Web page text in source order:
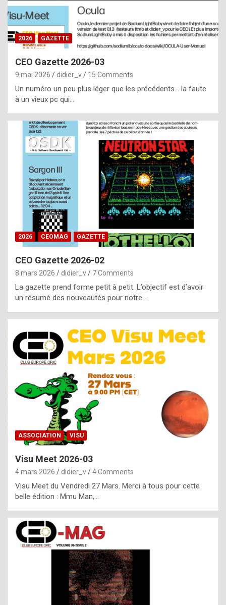
a
s
i
e
f
o
m
m
a
y
b
e
b
y
g
e
n
u
i
n
e
R
o
p
l
c
h
i
s
t
2026 GAZETTE
CEO Gazette 2026-03
9 mai 2026 didier_v 15 Comments
Un numéro un peu plus léger que les précédents… la faute
à un vieux pc qui…
2026 CEOMAG GAZETTE
CEO Gazette 2026-02
8 mars 2026 didier_v 7 Comments
La gazette prend forme petit à petit. L’objectif est d’avoir
un résumé des nouveautés pour notre…
ASSOCIATION VISU
Visu Meet 2026-03
4 mars 2026 didier_v 4 Comments
Visu Meet du Vendredi 27 Mars. Merci à tous pour cette
belle édition : Mmu Man,…